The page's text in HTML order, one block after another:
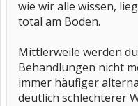
wie wir alle wissen,
total am Boden.
Mittlerweile werden
Behandlungen nicht
immer häufiger
deutlich schlechterer